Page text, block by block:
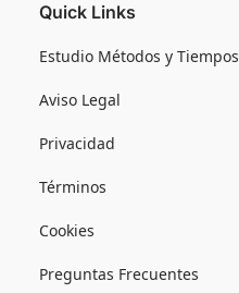
Quick Links
Estudio Métodos y Tiempos
Aviso Legal
Privacidad
Términos
Cookies
Preguntas Frecuentes